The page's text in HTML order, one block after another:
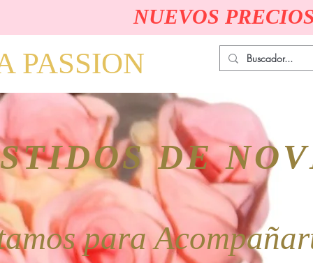
NUEVOS
PASSION
DE
para